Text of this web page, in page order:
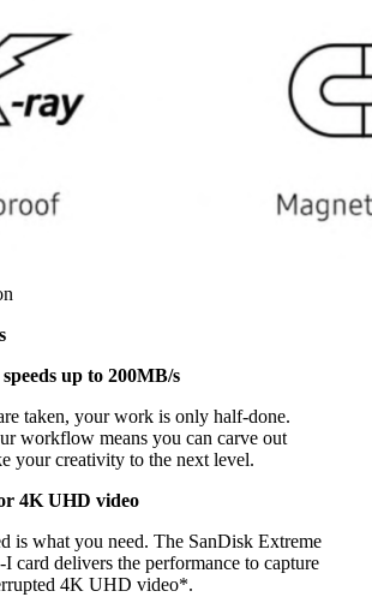
up to 200MB/s
taken, your work is only half-done.
workflow means you can carve out
your creativity to the next level.
4K UHD video
is what you need. The SanDisk Extreme
card delivers the performance to capture
4K UHD video*.